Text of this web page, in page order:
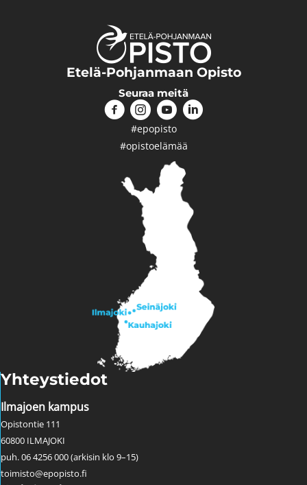
Etelä-Pohjanmaan Opisto
Seuraa meitä
#epopisto
#opistoelämää
Yhteystiedot
Ilmajoen kampus
Opistontie 111
60800 ILMAJOKI
puh. 06 4256 000 (arkisin klo 9–15)
toimisto@epopisto.fi